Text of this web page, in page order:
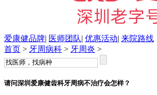
爱康健品牌| 医师团队| 优惠活动| 来院路线
首页 > 牙周病科 > 牙周炎 >
请问深圳爱康健齿科牙周病不治疗会怎样？